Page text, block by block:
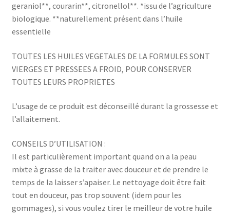
geraniol**, courarin**, citronellol**. *issu de l’agriculture
biologique. **naturellement présent dans l’huile
essentielle
TOUTES LES HUILES VEGETALES DE LA FORMULES SONT
VIERGES ET PRESSEES A FROID, POUR CONSERVER
TOUTES LEURS PROPRIETES
L’usage de ce produit est déconseillé durant la grossesse et
l’allaitement.
CONSEILS D’UTILISATION :
Il est particulièrement important quand on a la peau
mixte à grasse de la traiter avec douceur et de prendre le
temps de la laisser s’apaiser. Le nettoyage doit être fait
tout en douceur, pas trop souvent (idem pour les
gommages), si vous voulez tirer le meilleur de votre huile